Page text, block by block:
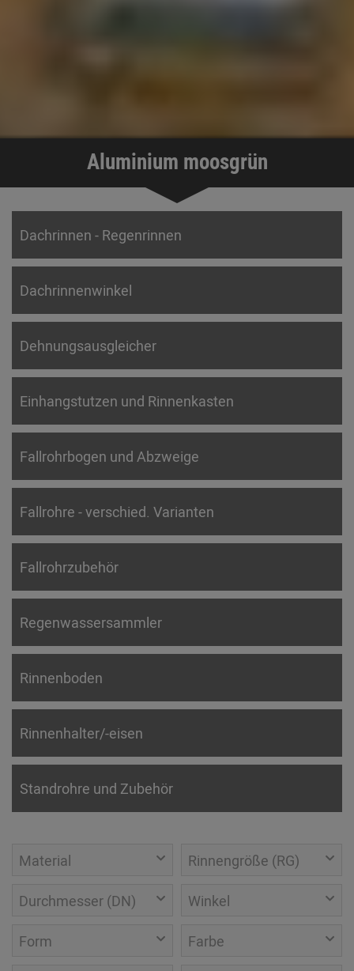
Aluminium moosgrün
Dachrinnen - Regenrinnen
Dachrinnenwinkel
Dehnungsausgleicher
Einhangstutzen und Rinnenkasten
Fallrohrbogen und Abzweige
Fallrohre - verschied. Varianten
Fallrohrzubehör
Regenwassersammler
Rinnenboden
Rinnenhalter/-eisen
Standrohre und Zubehör
Material Rinnengröße (RG)
Durchmesser (DN) Winkel
Form Farbe